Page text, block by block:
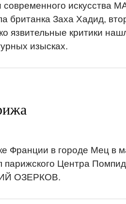
искусства
британка Заха Хадид,
язвительные критики
изысках.
Франции в городе Мец в
парижского Центра
ОЗЕРКОВ.